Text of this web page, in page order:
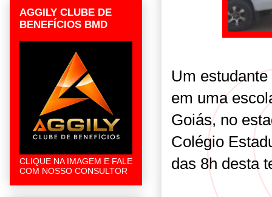
Um
em uma
Goiás, no
Colégio
das 8h desta
AGGILY CLUBE DE
BENEFÍCIOS BMD
CLIQUE NA IMAGEM E FALE
COM NOSSO CONSULTOR